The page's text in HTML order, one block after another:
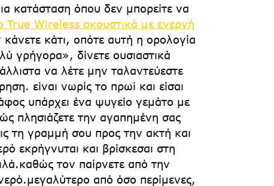
κατάσταση όπου δεν μπορείτε να
Wireless ακουστικά με ενεργή
κάτι, οπότε αυτή η ορολογία
γρήγορα», δίνετε ουσιαστικά
να λέτε μην ταλαντεύεστε
είναι νωρίς το πρωί και είσαι
υπάρχει ένα ψυγείο γεμάτο με
πλησιάζετε την αγαπημένη σας
τη γραμμή σου προς την ακτή και
εκρήγνυται και βρίσκεσαι στη
τον παίρνετε από την
από όσο περίμενες,